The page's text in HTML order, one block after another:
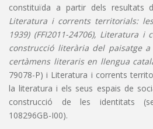
constituïda a partir dels resultats
Literatura i corrents territorials:
1939) (FFI2011-24706), Literatura
construcció literària del paisatge
certàmens literaris en llengua
79078-P) i Literatura i corrents
la literatura i els seus espais de
construcció de les identitats
108296GB-I00).